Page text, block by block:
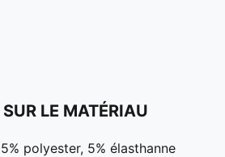
LE MATÉRIAU
polyester, 5% élasthanne